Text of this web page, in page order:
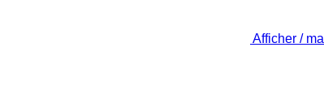
Afficher /